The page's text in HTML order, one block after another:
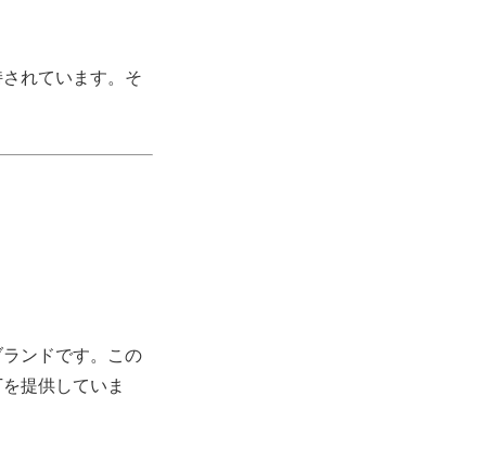
れています。そ
ンドです。この
提供していま